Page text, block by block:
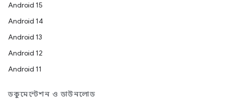
Android 15
Android 14
Android 13
Android 12
Android 11
ডকুমেন্টেশন ও ডাউনলোড